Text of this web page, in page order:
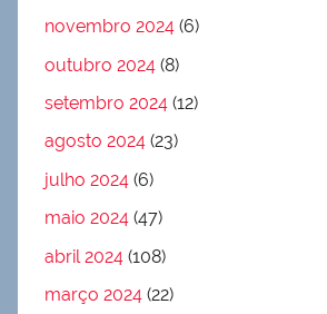
novembro 2024 (6)
outubro 2024 (8)
setembro 2024 (12)
agosto 2024 (23)
julho 2024 (6)
maio 2024 (47)
abril 2024 (108)
março 2024 (22)